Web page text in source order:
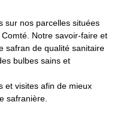
sur nos parcelles situées
Notre savoir-faire et
safran de qualité sanitaire
bulbes sains et
et visites afin de mieux
safranière.